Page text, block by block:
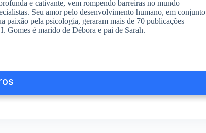
e cativante, vem rompendo barreiras no mundo
Seu amor pelo desenvolvimento humano, em conjunto
paixão pela psicologia, geraram mais de 70 publicações
Gomes é marido de Débora e pai de Sarah.